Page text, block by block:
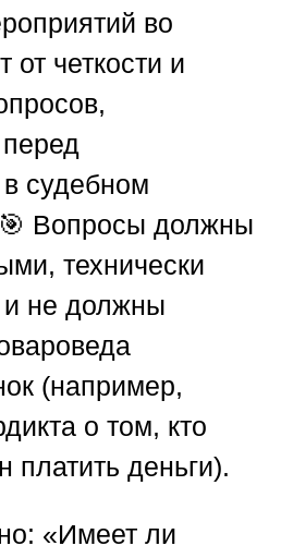
во
от четкости и
судебном
Вопросы должны
технически
не должны
(например,
о том, кто
деньги).
«Имеет ли